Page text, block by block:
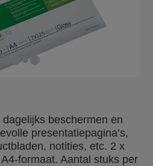
beschermen en
presentatiepagina’s,
notities, etc. 2 x
formaat. Aantal stuks per